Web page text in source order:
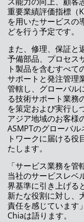
生産性を最大
ASM
刷プロセスの
ASMのはん
アドバンスト
電子機器メー
ァクトリーソ
ASM が新世
ASM の
統合スマート
現するソリュ
印刷に必要な
重要業績評価指標（
を用いたサービスの
どを行う予定です。
また、修理、保証と
予備部品、プロセス
ト製品を含むすべて
サポートと発注管理
管轄し、グローバル
る技術サポート業務
を策定および実行し
アジア地域のお客様
ASMPTのグローバル
トワークに届ける役
たします。
「サービス業務を管
当社のサービスレベ
界基準に引き上げる
新たな役割に対し、
責任を感じています
Chiaは語ります。